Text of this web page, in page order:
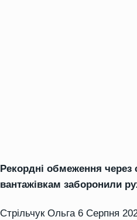
Рекордні обмеження через
вантажівкам заборонили
Стрільчук Ольга 6 Серпня